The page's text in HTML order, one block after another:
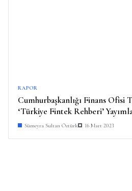
RAPOR
Cumhurbaşkanlığı Finans Ofisi
‘Türkiye Fintek Rehberi’
Sümeyra Sultan Öztürk 16 Mart 2023